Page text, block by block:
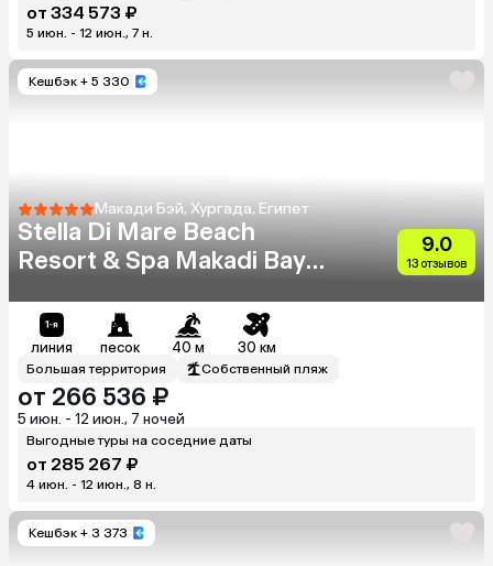
от 334 573 ₽
5 июн. - 12 июн., 7 н.
Кешбэк + 5 330
Макади Бэй, Хургада, Египет
Stella Di Mare Beach
Resort & Spa Makadi Bay
Resort & Spa)
9.0
13 отзывов
линия песок 40 м 30 км
Большая территория Собственный пляж
от 266 536 ₽
5 июн. - 12 июн., 7 ночей
Выгодные туры на соседние даты
от 285 267 ₽
4 июн. - 12 июн., 8 н.
Кешбэк + 3 373